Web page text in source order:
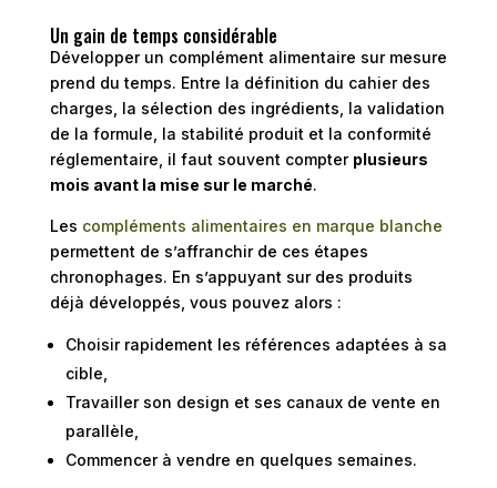
Un gain de temps considérable
Développer un complément alimentaire sur mesure
prend du temps. Entre la définition du cahier des
charges, la sélection des ingrédients, la validation
de la formule, la stabilité produit et la conformité
réglementaire, il faut souvent compter plusieurs
mois avant la mise sur le marché.
Les compléments alimentaires en marque blanche
permettent de s’affranchir de ces étapes
chronophages. En s’appuyant sur des produits
déjà développés, vous pouvez alors :
Choisir rapidement les références adaptées à sa
cible,
Travailler son design et ses canaux de vente en
parallèle,
Commencer à vendre en quelques semaines.